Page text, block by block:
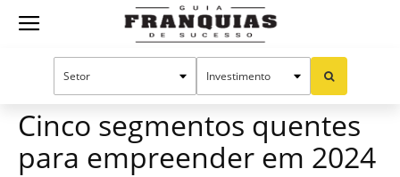
Guia
Empreendedorismo
Cinco segmentos quentes
para empreender em 2024